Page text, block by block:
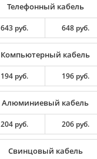
Телефонный кабель
643 руб. 648 руб.
Компьютерный кабель
194 руб. 196 руб.
Алюминиевый кабель
204 руб. 206 руб.
Свинцовый кабель